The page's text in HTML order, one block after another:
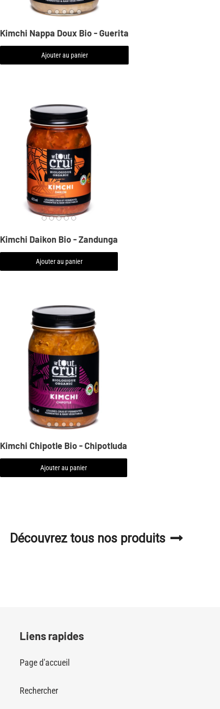
Kimchi Nappa Doux Bio - Guerita
Ajouter au panier
Kimchi Daikon Bio - Zandunga
Ajouter au panier
Kimchi Chipotle Bio - Chipotluda
Ajouter au panier
Découvrez tous nos produits
Liens rapides
Page d'accueil
Rechercher